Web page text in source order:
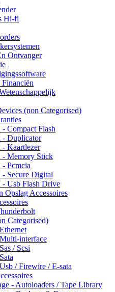
Hi-fi
Ontvanger
(non Categorised)
- Compact Flash
- Duplicator
- Kaartlezer
- Memory Stick
- Pcmcia
- Secure Digital
- Usb Flash Drive
Opslag Accessoires
Categorised)
interface
/ Scsi
/ Firewire / E-sata
- Autoloaders / Tape Library